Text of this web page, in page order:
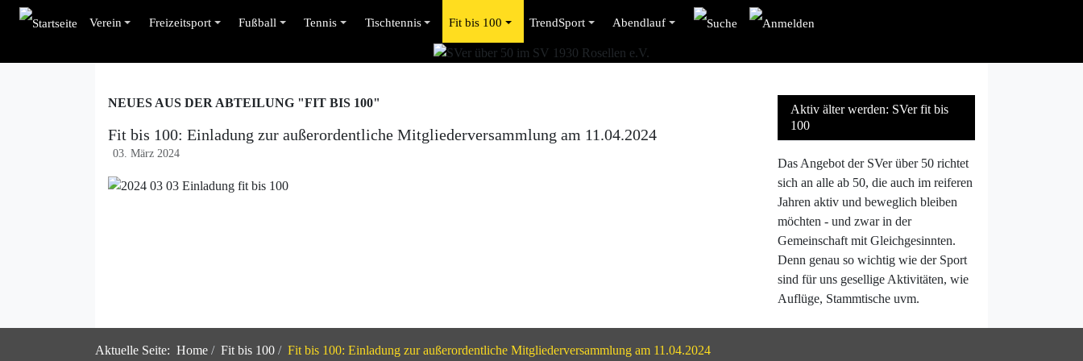
Verein Freizeitsport Fußball Tennis Tischtennis Fit bis 100 TrendSport Abendlauf
NEUES AUS DER ABTEILUNG "FIT BIS 100"
Fit bis 100: Einladung zur außerordentliche Mitgliederversammlung am 11.04.2024
03. März 2024
Aktiv älter werden: SVer fit bis
100
Das Angebot der SVer über 50 richtet
sich an alle ab 50, die auch im reiferen
Jahren aktiv und beweglich bleiben
möchten - und zwar in der
Gemeinschaft mit Gleichgesinnten.
Denn genau so wichtig wie der Sport
sind für uns gesellige Aktivitäten, wie
Auflüge, Stammtische uvm.
Aktuelle Seite: Home Fit bis 100 Fit bis 100: Einladung zur außerordentliche Mitgliederversammlung am 11.04.2024